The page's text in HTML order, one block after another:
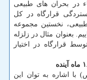
در بحران های طبیعی
قرارگاه در كل
نخستین مجموعه
بعنوان مثال در زلزله
كانكس ظرف ۳۵ روز توسط قرارگاه در اختیار
با اشاره به توان این